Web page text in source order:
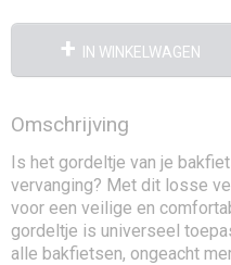
IN WINKELWAGEN
Omschrijving
Is het gordeltje van je
vervanging? Met dit losse
voor een veilige en
gordeltje is universeel
alle bakfietsen, ongeacht